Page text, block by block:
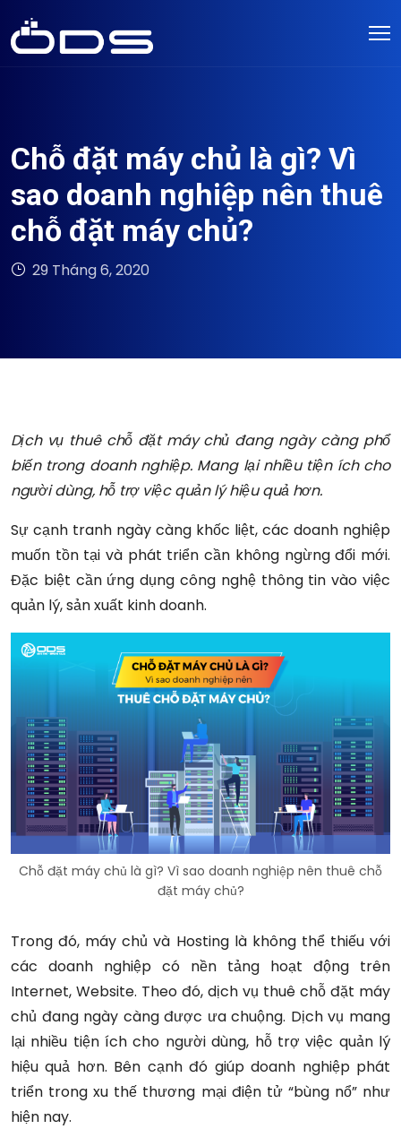
Chỗ đặt máy chủ là gì? Vì
sao doanh nghiệp nên thuê
chỗ đặt máy chủ?
29 Tháng 6, 2020
Dịch vụ thuê chỗ đặt máy chủ đang ngày càng phổ
biến trong doanh nghiệp. Mang lại nhiều tiện ích cho
người dùng, hỗ trợ việc quản lý hiệu quả hơn.
Sự cạnh tranh ngày càng khốc liệt, các doanh nghiệp
muốn tồn tại và phát triển cần không ngừng đổi mới.
Đặc biệt cần ứng dụng công nghệ thông tin vào việc
quản lý, sản xuất kinh doanh.
Chỗ đặt máy chủ là gì? Vì sao doanh nghiệp nên thuê chỗ
đặt máy chủ?
Trong đó, máy chủ và Hosting là không thể thiếu với
các doanh nghiệp có nền tảng hoạt động trên
Internet, Website. Theo đó, dịch vụ thuê chỗ đặt máy
chủ đang ngày càng được ưa chuộng. Dịch vụ mang
lại nhiều tiện ích cho người dùng, hỗ trợ việc quản lý
hiệu quả hơn. Bên cạnh đó giúp doanh nghiệp phát
triển trong xu thế thương mại điện tử “bùng nổ” như
hiện nay.